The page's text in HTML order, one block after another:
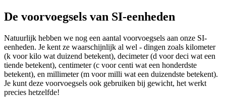
De voorvoegsels van SI-eenheden
Natuurlijk hebben we nog een aantal voorvoegsels aan onze SI-
eenheden. Je kent ze waarschijnlijk al wel - dingen zoals kilometer
(k voor kilo wat duizend betekent), decimeter (d voor deci wat een
tiende betekent), centimeter (c voor centi wat een honderdste
betekent), en millimeter (m voor milli wat een duizendste betekent).
Je kunt deze voorvoegsels ook gebruiken bij gewicht, het werkt
precies hetzelfde!